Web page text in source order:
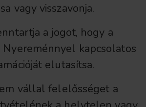
vagy visszavonja.
a jogot, hogy a
kapcsolatos
elutasítsa.
vállal felelősséget a